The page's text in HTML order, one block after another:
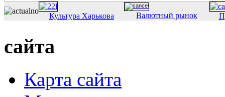
Культура Харькова Валютный рынок
сайта
Карта сайта